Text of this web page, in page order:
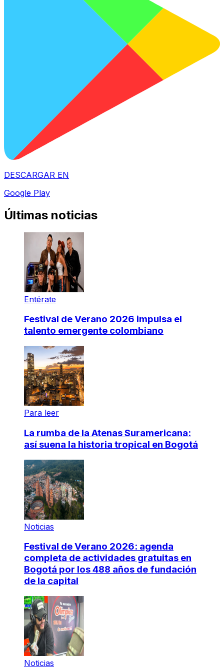
DESCARGAR EN
Google Play
Últimas noticias
Entérate
Festival de Verano 2026 impulsa el
talento emergente colombiano
Para leer
La rumba de la Atenas Suramericana:
así suena la historia tropical en Bogotá
Noticias
Festival de Verano 2026: agenda
completa de actividades gratuitas en
Bogotá por los 488 años de fundación
de la capital
Noticias